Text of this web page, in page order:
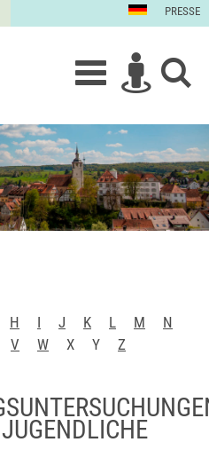
PRESSE
H I J K L M
N
V W X Y Z